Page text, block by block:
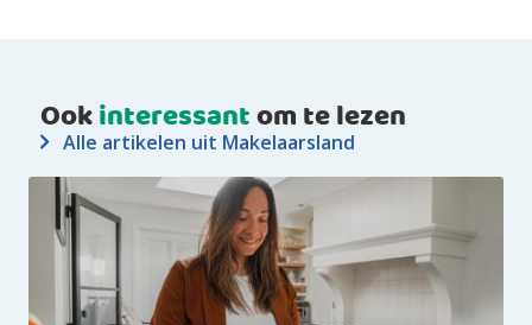
Ookinteressantom te lezen
Alle artikelen uit Makelaarsland